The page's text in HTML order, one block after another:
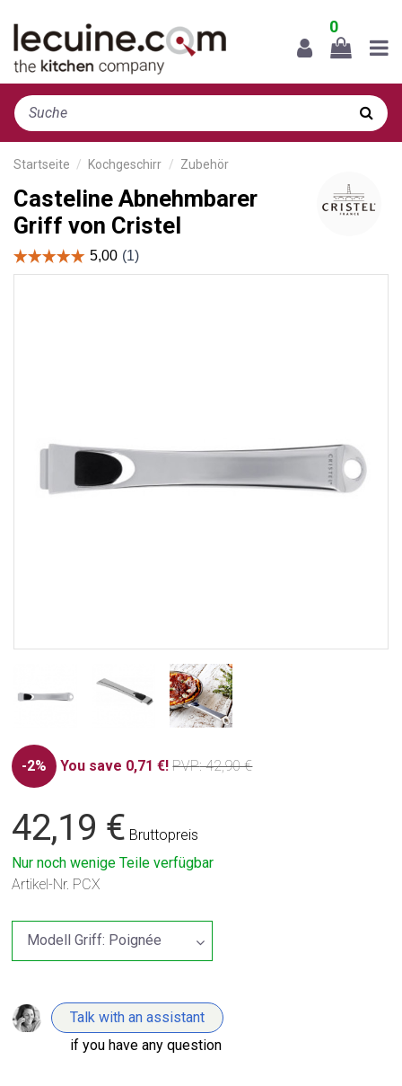
0
Startseite Kochgeschirr Zubehör
Casteline Abnehmbarer
Griff von Cristel
-2% You save 0,71 €! PVP: 42,90 €
42,19 € Bruttopreis
Nur noch wenige Teile verfügbar
Artikel-Nr. PCX
Talk with an assistant
if you have any question